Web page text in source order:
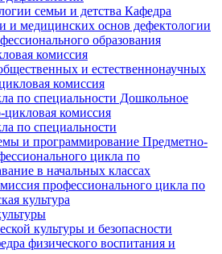
семьи и детства Кафедра
и медицинских основ дефектологии
образования
комиссия
и естественнонаучных
комиссия
по специальности Дошкольное
комиссия
по специальности
и программирование Предметно-
цикла по
в начальных классах
профессионального цикла по
культура
культуры и безопасности
физического воспитания и